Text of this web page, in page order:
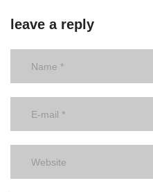
leave a reply